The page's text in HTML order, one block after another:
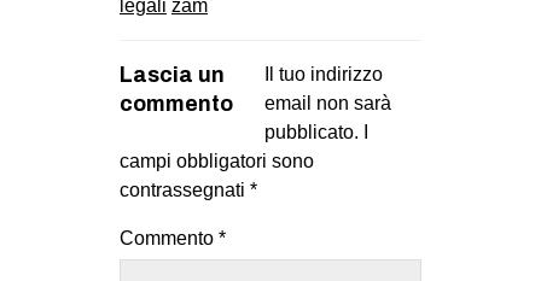
ARTE
CINEMA
MANIFESTI
MUSICA
RECENSIONI
legali zam
Lascia un
commento
Il tuo indirizzo
email non sarà
pubblicato.
campi obbligatori sono
contrassegnati *
Commento *